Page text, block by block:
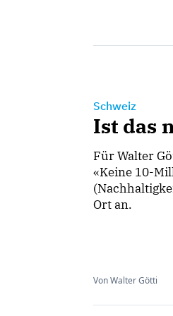
Schweiz
Ist das
Für Walter
«Keine 10-
Ort an.
Von Walter Götti